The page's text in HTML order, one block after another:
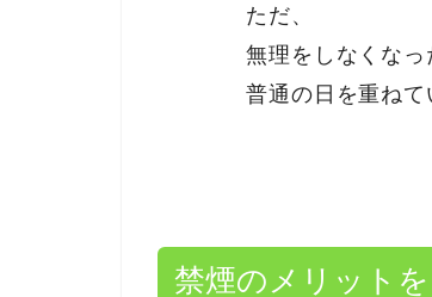
ただ、
無理をしなくなっ
普通の日を重ねて
禁煙のメリット